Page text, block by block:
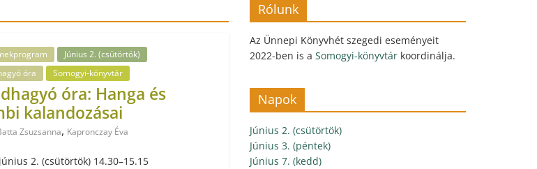
Június 2. (csütörtök)
óra
Somogyi-könyvtár
óra: Hanga és
kalandozásai
Zsuzsanna, Kapronczay Éva
2. (csütörtök) 14.30–15.15
Rólunk
Az Ünnepi Könyvhét szegedi eseményeit
2022-ben is a Somogyi-könyvtár koordinálja.
Napok
Június 2. (csütörtök)
Június 3. (péntek)
Június 7. (kedd)